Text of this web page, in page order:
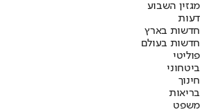
מגזין השבוע
דעות
חדשות בארץ
חדשות בעולם
פוליטי
ביטחוני
חינוך
בריאות
משפט